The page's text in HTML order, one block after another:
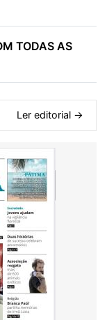
TODAS AS
Ler editorial →